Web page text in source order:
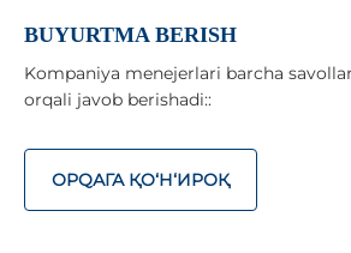
BUYURTMA BERISH
Kompaniya menejerlari barcha
orqali javob berishadi::
ОРQАГА ҚO‘Н‘ИРОҚ